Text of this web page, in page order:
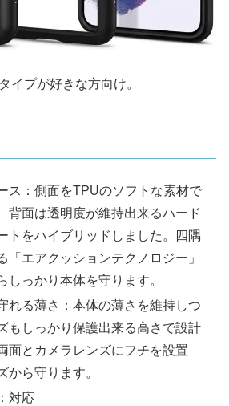
イプが好きな方向け。
ス：側面をTPUのソフトな素材で
背面は透明度が維持出来るハード
トをハイブリッドしました。四隅
「エアクッションテクノロジー」
しっかり本体を守ります。
れる薄さ：本体の薄さを維持しつ
もしっかり保護出来る高さで設計
面とカメラレンズにフチを設置
から守ります。
対応